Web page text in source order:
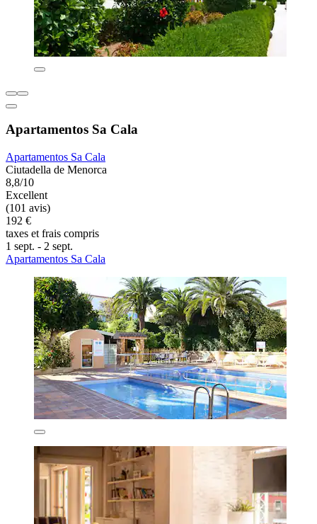
Apartamentos Sa Cala
Apartamentos Sa Cala
Ciutadella de Menorca
8,8/10
Excellent
(101 avis)
192 €
taxes et frais compris
1 sept. - 2 sept.
Apartamentos Sa Cala